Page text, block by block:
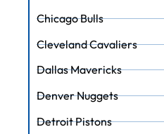
Chicago Bulls
Cleveland Cavaliers
Dallas Mavericks
Denver Nuggets
Detroit Pistons